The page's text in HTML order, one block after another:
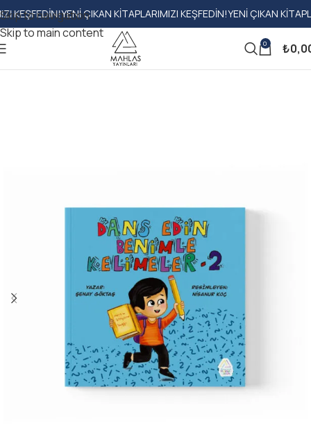
Skip to navigation
Skip to main content
YENI ÇIKAN KITAPLARIMIZI KEŞFEDIN!YENI ÇIKAN
0 ₺